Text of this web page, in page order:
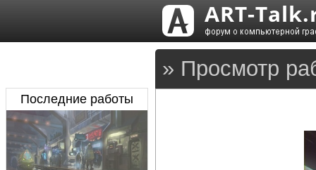
» Просмотр
Последние работы